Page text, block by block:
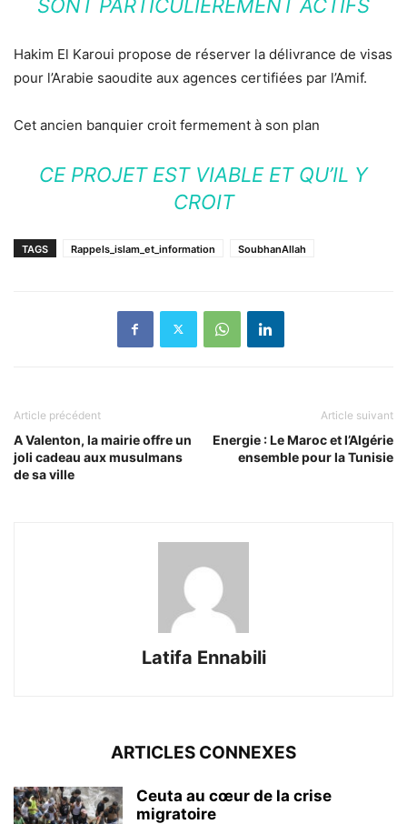
SONT PARTICULIÈREMENT ACTIFS
Hakim El Karoui propose de réserver la délivrance de visas
pour l’Arabie saoudite aux agences certifiées par l’Amif.
Cet ancien banquier croit fermement à son plan
CE PROJET EST VIABLE ET QU’IL Y
CROIT
TAGS Rappels_islam_et_information SoubhanAllah
Article précédent
A Valenton, la mairie offre un
joli cadeau aux musulmans
de sa ville
Article suivant
Energie : Le Maroc et l’Algérie
ensemble pour la Tunisie
Latifa Ennabili
ARTICLES CONNEXES
Ceuta au cœur de la crise
migratoire